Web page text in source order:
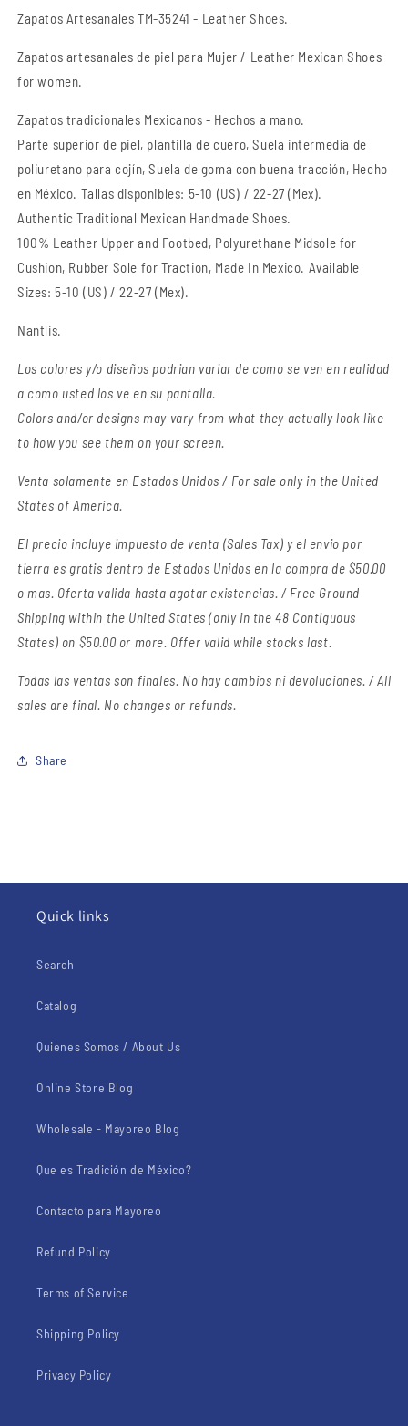
Zapatos Artesanales TM-35241 - Leather Shoes.
Zapatos artesanales de piel para Mujer / Leather Mexican Shoes
for women.
Zapatos tradicionales Mexicanos - Hechos a mano.
Parte superior de piel, plantilla de cuero, Suela intermedia de
poliuretano para cojín, Suela de goma con buena tracción, Hecho
en México. Tallas disponibles: 5-10 (US) / 22-27 (Mex).
Authentic Traditional Mexican Handmade Shoes.
100% Leather Upper and Footbed, Polyurethane Midsole for
Cushion, Rubber Sole for Traction, Made In Mexico. Available
Sizes: 5-10 (US) / 22-27 (Mex).
Nantlis.
Los colores y/o diseños podrian variar de como se ven en realidad
a como usted los ve en su pantalla.
Colors and/or designs may vary from what they actually look like
to how you see them on your screen.
Venta solamente en Estados Unidos / For sale only in the United
States of America.
El precio incluye impuesto de venta (Sales Tax) y el envio por
tierra es gratis dentro de Estados Unidos en la compra de $50.00
o mas. Oferta valida hasta agotar existencias. / Free Ground
Shipping within the United States (only in the 48 Contiguous
States) on $50.00 or more. Offer valid while stocks last.
Todas las ventas son finales. No hay cambios ni devoluciones. / All
sales are final. No changes or refunds.
Share
Quick links
Search
Catalog
Quienes Somos / About Us
Online Store Blog
Wholesale - Mayoreo Blog
Que es Tradición de México?
Contacto para Mayoreo
Refund Policy
Terms of Service
Shipping Policy
Privacy Policy